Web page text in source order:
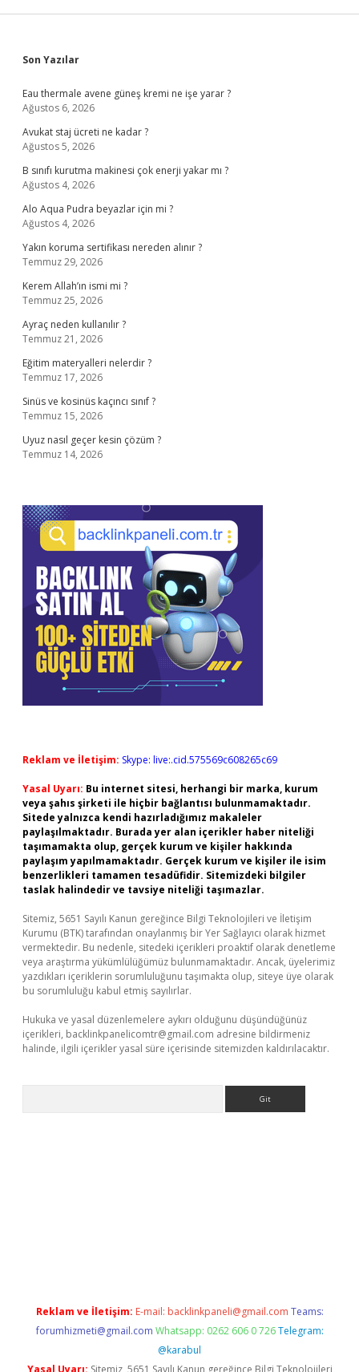
Sidebar
Son Yazılar
Eau thermale avene güneş kremi ne işe yarar ?
Ağustos 6, 2026
Avukat staj ücreti ne kadar ?
Ağustos 5, 2026
B sınıfı kurutma makinesi çok enerji yakar mı ?
Ağustos 4, 2026
Alo Aqua Pudra beyazlar için mi ?
Ağustos 4, 2026
Yakın koruma sertifikası nereden alınır ?
Temmuz 29, 2026
Kerem Allah’ın ismi mi ?
Temmuz 25, 2026
Ayraç neden kullanılır ?
Temmuz 21, 2026
Eğitim materyalleri nelerdir ?
Temmuz 17, 2026
Sinüs ve kosinüs kaçıncı sınıf ?
Temmuz 15, 2026
Uyuz nasıl geçer kesin çözüm ?
Temmuz 14, 2026
Reklam ve İletişim: Skype: live:.cid.575569c608265c69
Yasal Uyarı: Bu internet sitesi, herhangi bir marka, kurum
veya şahıs şirketi ile hiçbir bağlantısı bulunmamaktadır.
Sitede yalnızca kendi hazırladığımız makaleler
paylaşılmaktadır. Burada yer alan içerikler haber niteliği
taşımamakta olup, gerçek kurum ve kişiler hakkında
paylaşım yapılmamaktadır. Gerçek kurum ve kişiler ile isim
benzerlikleri tamamen tesadüfidir. Sitemizdeki bilgiler
taslak halindedir ve tavsiye niteliği taşımazlar.
Sitemiz, 5651 Sayılı Kanun gereğince Bilgi Teknolojileri ve İletişim
Kurumu (BTK) tarafından onaylanmış bir Yer Sağlayıcı olarak hizmet
vermektedir. Bu nedenle, sitedeki içerikleri proaktif olarak denetleme
veya araştırma yükümlülüğümüz bulunmamaktadır. Ancak, üyelerimiz
yazdıkları içeriklerin sorumluluğunu taşımakta olup, siteye üye olarak
bu sorumluluğu kabul etmiş sayılırlar.
Hukuka ve yasal düzenlemelere aykırı olduğunu düşündüğünüz
içerikleri, backlinkpanelicomtr@gmail.com adresine bildirmeniz
halinde, ilgili içerikler yasal süre içerisinde sitemizden kaldırılacaktır.
Reklam ve İletişim: E-mail: backlinkpaneli@gmail.com Teams:
forumhizmeti@gmail.com Whatsapp: 0262 606 0 726 Telegram:
@karabul
Yasal Uyarı: Sitemiz, 5651 Sayılı Kanun gereğince Bilgi Teknolojileri